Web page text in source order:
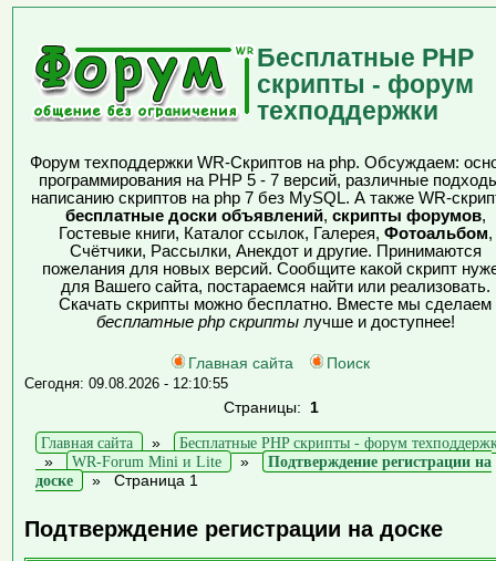
Бесплатные PHP
скрипты - форум
техподдержки
Форум техподдержки WR-Скриптов на php. Обсуждаем:
программирования на PHP 5 - 7 версий, различные
написанию скриптов на php 7 без MySQL. А также WR-
бесплатные доски объявлений, скрипты форумов,
Гостевые книги, Каталог ссылок, Галерея, Фотоальбом,
Счётчики, Рассылки, Анекдот и другие. Принимаются
пожелания для новых версий. Сообщите какой скрипт
для Вашего сайта, постараемся найти или реализовать.
Скачать скрипты можно бесплатно. Вместе мы сделаем
бесплатные php скриптылучше и доступнее!
Главная сайта Поиск
Сегодня: 09.08.2026 - 12:10:55
Страницы: 1
Главная сайта
»
Бесплатные PHP скрипты - форум
»
WR-Forum Mini и Lite »
Подтверждение регистрации на
доске
» Страница 1
Подтверждение регистрации на доске